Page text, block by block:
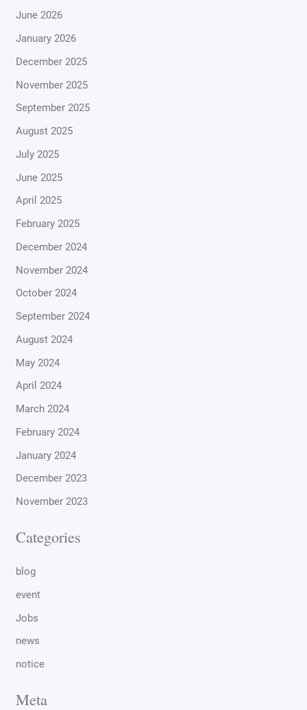
June 2026
January 2026
December 2025
November 2025
September 2025
August 2025
July 2025
June 2025
April 2025
February 2025
December 2024
November 2024
October 2024
September 2024
August 2024
May 2024
April 2024
March 2024
February 2024
January 2024
December 2023
November 2023
Categories
blog
event
Jobs
news
notice
Meta